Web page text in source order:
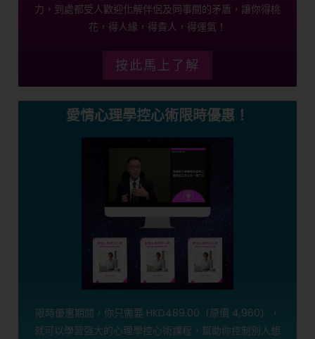
力，到處都受人歡迎化解伴侶及同事間的矛盾，讓你得桃
花，得人緣，得貴人，得運氣！
按此馬上了解
愛情心理學控心術限時優惠！
限時優惠期間，你只需要 HKD489.00（原價 4,960），
就可以學習强大的心理學控心術課程，幫助你控制別人想